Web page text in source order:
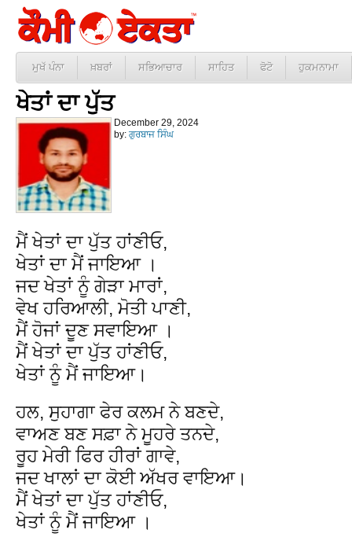
ਮੁਖੱ ਪੰਨਾ ਖ਼ਬਰਾਂ ਸਭਿਆਚਾਰ ਸਾਹਿਤ ਫੋਟੋ ਹੁਕਮਨਾਮਾ
ਖੇਤਾਂ ਦਾ ਪੁੱਤ
December 29, 2024
by: ਗੁਰਬਾਜ ਸਿੰਘ
ਮੈਂ ਖੇਤਾਂ ਦਾ ਪੁੱਤ ਹਾਂਣੀਓ,
ਖੇਤਾਂ ਦਾ ਮੈਂ ਜਾਇਆ ।
ਜਦ ਖੇਤਾਂ ਨੂੰ ਗੇੜਾ ਮਾਰਾਂ,
ਵੇਖ ਹਰਿਆਲੀ, ਮੋਤੀ ਪਾਣੀ,
ਮੈਂ ਹੋਜਾਂ ਦੂਣ ਸਵਾਇਆ ।
ਮੈਂ ਖੇਤਾਂ ਦਾ ਪੁੱਤ ਹਾਂਣੀਓ,
ਖੇਤਾਂ ਨੂੰ ਮੈਂ ਜਾਇਆ।
ਹਲ, ਸੁਹਾਗਾ ਫੇਰ ਕਲਮ ਨੇ ਬਣਦੇ,
ਵਾਅਣ ਬਣ ਸਫ਼ਾ ਨੇ ਮੂਹਰੇ ਤਨਦੇ,
ਰੂਹ ਮੇਰੀ ਫਿਰ ਹੀਰਾਂ ਗਾਵੇ,
ਜਦ ਖਾਲਾਂ ਦਾ ਕੋਈ ਅੱਖਰ ਵਾਇਆ।
ਮੈਂ ਖੇਤਾਂ ਦਾ ਪੁੱਤ ਹਾਂਣੀਓ,
ਖੇਤਾਂ ਨੂੰ ਮੈਂ ਜਾਇਆ ।